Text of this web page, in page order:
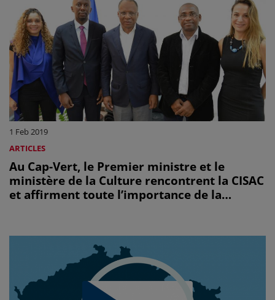
1 Feb 2019
ARTICLES
Au Cap-Vert, le Premier ministre et le
ministère de la Culture rencontrent la CISAC
et affirment toute l’importance de la